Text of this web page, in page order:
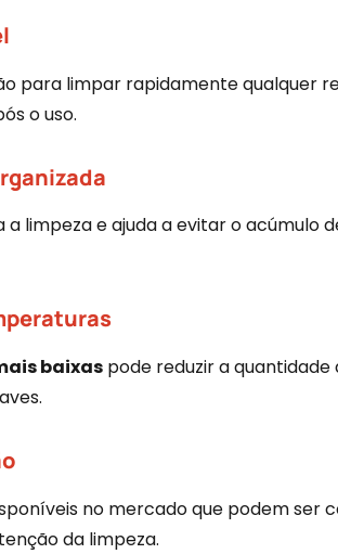
para limpar rapidamente qualquer
o uso.
a limpeza e ajuda a evitar o acúmulo
baixas pode reduzir a
no mercado que podem ser
da limpeza.